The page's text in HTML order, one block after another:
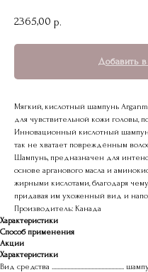
2365,00 р.
Добавить в
Мягкий, кислотный шампунь
для чувствительной кожи головы,
Инновационный кислотный
так не хватает повреждённым
Шампунь, предназначен для
основе арганового масла и
жирными кислотами, благодаря
придавая им ухоженный вид и
Производитель: Канада
Характеристики
Способ применения
Акции
Характеристики
Вид средства ...................................................